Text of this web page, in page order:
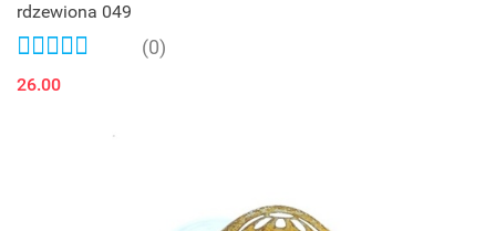
rdzewiona 049
(0)
26.00